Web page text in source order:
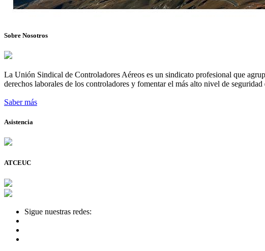
Sobre Nosotros
La Unión Sindical de Controladores Aéreos es un sindicato profesional que
derechos laborales de los controladores y fomentar el más alto nivel de
Saber más
Asistencia
ATCEUC
Sigue nuestras redes: